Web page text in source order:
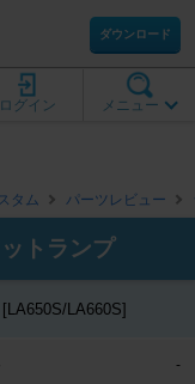
ダウンロード
メニュー
ログイン
タム パーツレビュー
トランプ
LA660S]
-